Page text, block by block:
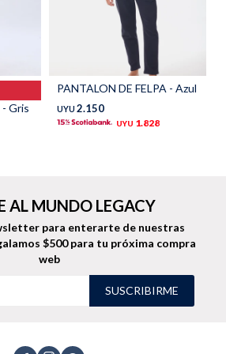
Gris
PANTALON DE FELPA - Azul
UYU 2.150
UYU 1.828
AL MUNDO LEGACY
para enterarte de nuestras
$500 para tu próxima compra
web
SUSCRIBIRME